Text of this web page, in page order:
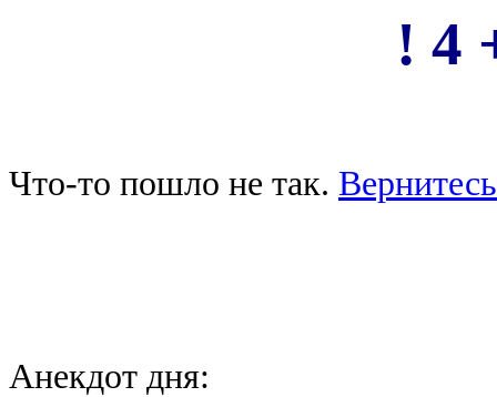
! 4
Что-то пошло не так.
Анекдот дня: